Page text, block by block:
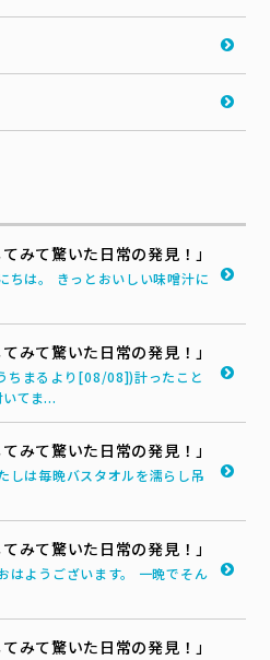
みて驚いた日常の発見！」
は。 きっとおいしい味噌汁に
みて驚いた日常の発見！」
ちまるより[08/08])計ったこと
てま...
みて驚いた日常の発見！」
は毎晩バスタオルを濡らし吊
みて驚いた日常の発見！」
ようございます。 一晩でそん
みて驚いた日常の発見！」